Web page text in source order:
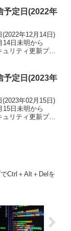
」...定日(2022年
年12月14日)
14日未明から
リティ更新プロ
」...定日(2023年
年02月15日)
15日未明から
ュリティ更新プロ
Ctrl＋Alt＋Delを